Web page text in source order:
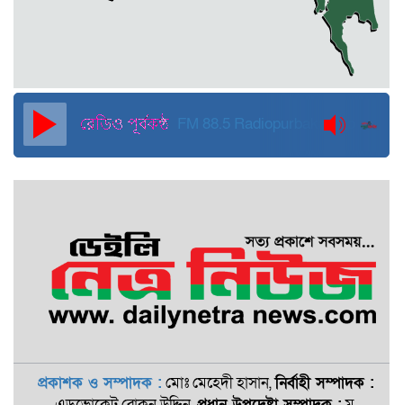
দুবাইয়ে কারাগার থেকে মুক্তি পেয়েছেন
পুলিশের সাবেক মহাপরিদর্শক বেনজীর
আহমেদ
FM 88.5 Radiopurbakantho
প্রকাশক ও সম্পাদক : মোঃ মেহেদী হাসান,নির্বাহী সম্পাদক :